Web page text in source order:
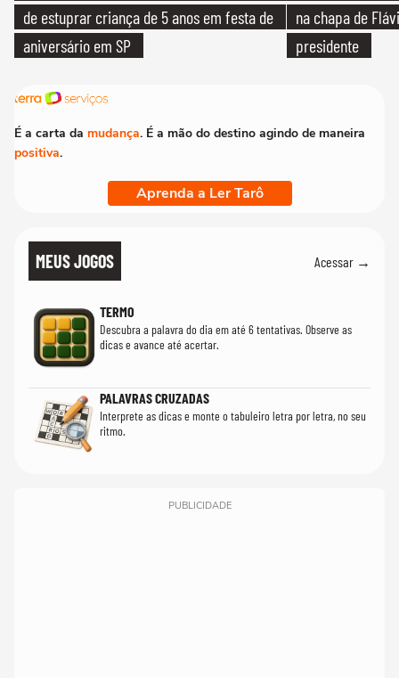
de estuprar criança de 5 anos em festa de
aniversário em SP
na chapa de
presidente
É a carta da mudança. É a mão do destino agindo de maneira
positiva.
Aprenda a Ler Tarô
MEUS JOGOS Acessar →
TERMO
Descubra a palavra do dia em até 6 tentativas. Observe as
dicas e avance até acertar.
PALAVRAS CRUZADAS
Interprete as dicas e monte o tabuleiro letra por letra, no seu
ritmo.
PUBLICIDADE